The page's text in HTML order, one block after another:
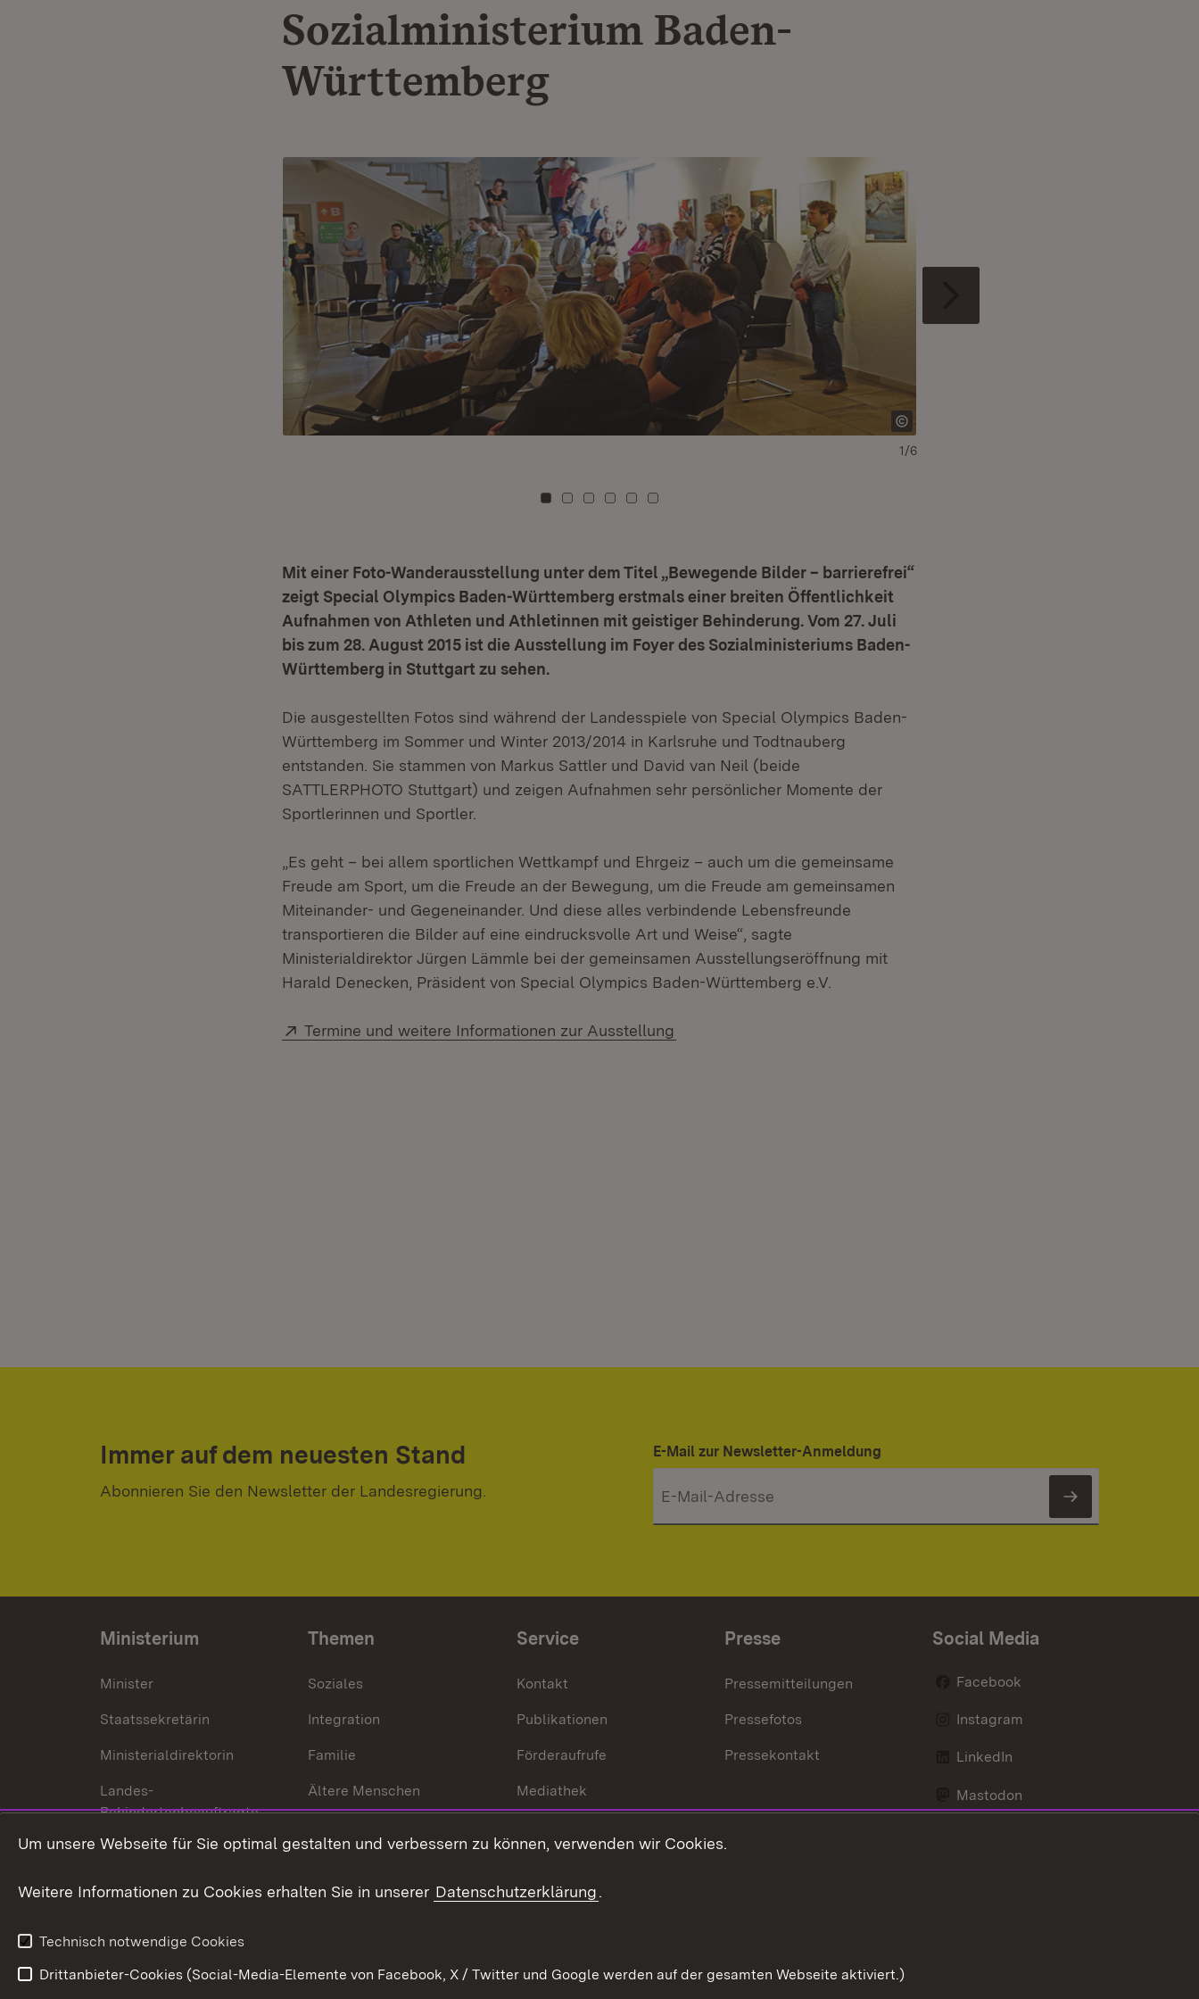
Sozialministerium Baden-
Württemberg
Zu Kachel: 0
Zu Kachel: 1
Zu Kachel: 2
Zu Kachel: 3
Zu Kachel: 4
Zu Kachel: 5
1/6
Mit einer Foto-Wanderausstellung unter dem Titel „Bewegende Bilder – barrierefrei“
zeigt Special Olympics Baden-Württemberg erstmals einer breiten Öffentlichkeit
Aufnahmen von Athleten und Athletinnen mit geistiger Behinderung. Vom 27. Juli
bis zum 28. August 2015 ist die Ausstellung im Foyer des Sozialministeriums Baden-
Württemberg in Stuttgart zu sehen.
Die ausgestellten Fotos sind während der Landesspiele von Special Olympics Baden-
Württemberg im Sommer und Winter 2013/2014 in Karlsruhe und Todtnauberg
entstanden. Sie stammen von Markus Sattler und David van Neil (beide
SATTLERPHOTO Stuttgart) und zeigen Aufnahmen sehr persönlicher Momente der
Sportlerinnen und Sportler.
„Es geht – bei allem sportlichen Wettkampf und Ehrgeiz – auch um die gemeinsame
Freude am Sport, um die Freude an der Bewegung, um die Freude am gemeinsamen
Miteinander- und Gegeneinander. Und diese alles verbindende Lebensfreunde
transportieren die Bilder auf eine eindrucksvolle Art und Weise“, sagte
Ministerialdirektor Jürgen Lämmle bei der gemeinsamen Ausstellungseröffnung mit
Harald Denecken, Präsident von Special Olympics Baden-Württemberg e.V.
Extern:
Termine und weitere Informationen zur Ausstellung
Immer auf dem neuesten Stand
Abonnieren Sie den Newsletter der Landesregierung.
E-Mail zur Newsletter-Anmeldung
Newsletter
Ministerium
Minister
Staatssekretärin
Ministerialdirektorin
Landes-
Behindertenbeauftragte
Bürgerreferent
Karriere
Themen
Soziales
Integration
Familie
Ältere Menschen
Behinderungen
Bürgerengagement
Service
Kontakt
Publikationen
Förderaufrufe
Mediathek
Presse
Pressemitteilungen
Pressefotos
Pressekontakt
Social Media
Facebook
Instagram
LinkedIn
Mastodon
Um unsere Webseite für Sie optimal gestalten und verbessern zu können, verwenden wir Cookies.
Weitere Informationen zu Cookies erhalten Sie in unserer Datenschutzerklärung.
Technisch notwendige Cookies
Drittanbieter-Cookies (Social-Media-Elemente von Facebook, X / Twitter und Google werden auf der gesamten Webseite aktiviert.)